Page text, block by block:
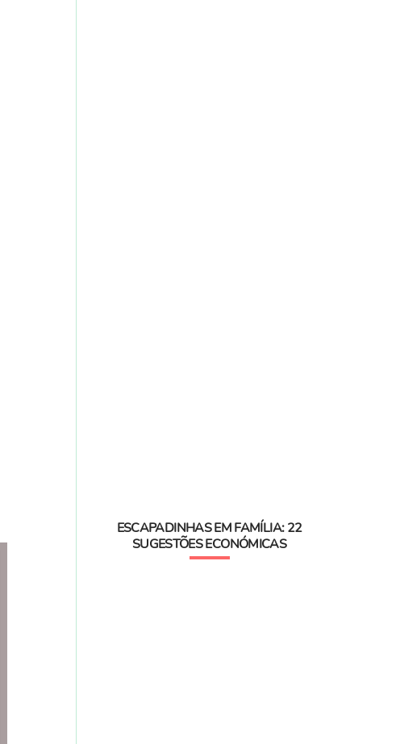
ESCAPADINHAS EM FAMÍLIA: 22
SUGESTÕES ECONÓMICAS